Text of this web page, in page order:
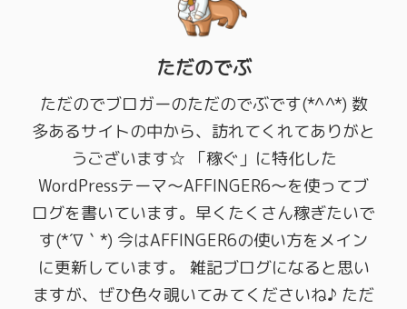
ただのでぶ
ただのでブロガーのただのでぶです(*^^*) 数
多あるサイトの中から、訪れてくれてありがと
うございます☆ 「稼ぐ」に特化した
WordPressテーマ〜AFFINGER6〜を使ってブ
ログを書いています。早くたくさん稼ぎたいで
す(*´∇｀*) 今はAFFINGER6の使い方をメイン
に更新しています。 雑記ブログになると思い
ますが、ぜひ色々覗いてみてくださいね♪ ただ